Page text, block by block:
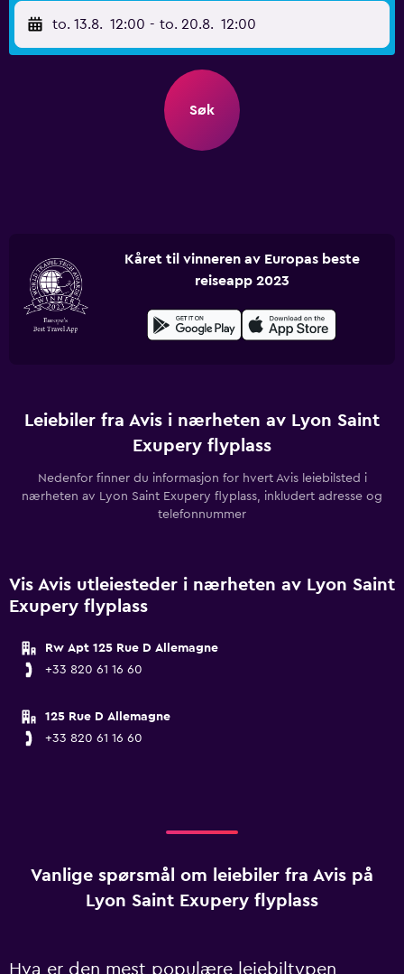
to. 13.8. 12:00 - to. 20.8. 12:00
Søk
Kåret til vinneren av Europas beste
reiseapp 2023
Leiebiler fra Avis i nærheten av Lyon Saint
Exupery flyplass
Nedenfor finner du informasjon for hvert Avis leiebilsted i
nærheten av Lyon Saint Exupery flyplass, inkludert adresse og
telefonnummer
Vis Avis utleiesteder i nærheten av Lyon Saint
Exupery flyplass
Rw Apt 125 Rue D Allemagne
+33 820 61 16 60
125 Rue D Allemagne
+33 820 61 16 60
Vanlige spørsmål om leiebiler fra Avis på
Lyon Saint Exupery flyplass
Hva er den mest populære leiebiltypen